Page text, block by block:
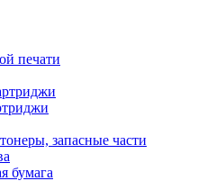
печати
запасные части
бумага